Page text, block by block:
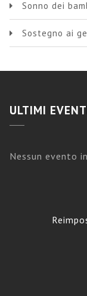
Sonno dei
Sostegno ai
ULTIMI
Nessun evento